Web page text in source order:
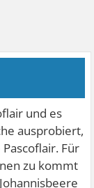
und es
ausprobiert,
Für
zu kommt